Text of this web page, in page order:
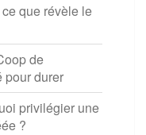
que révèle le
de
pour durer
privilégier une
?